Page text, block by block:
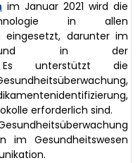
im Januar 2021 wird die
in allen
eingesetzt, darunter im
und in der
Es unterstützt die
erforderlich sind.
im Gesundheitswesen